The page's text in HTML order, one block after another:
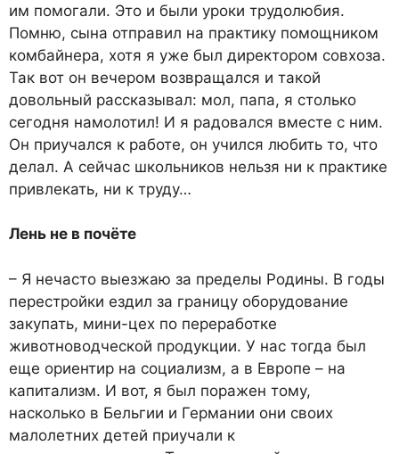
им помогали. Это и были уроки трудолюбия.
Помню, сына отправил на практику помощником
комбайнера, хотя я уже был директором совхоза.
Так вот он вечером возвращался и такой
довольный рассказывал: мол, папа, я столько
сегодня намолотил! И я радовался вместе с ним.
Он приучался к работе, он учился любить то, что
делал. А сейчас школьников нельзя ни к практике
привлекать, ни к труду…
Лень не в почёте
– Я нечасто выезжаю за пределы Родины. В годы
перестройки ездил за границу оборудование
закупать, мини-цех по переработке
животноводческой продукции. У нас тогда был
еще ориентир на социализм, а в Европе – на
капитализм. И вот, я был поражен тому,
насколько в Бельгии и Германии они своих
малолетних детей приучали к